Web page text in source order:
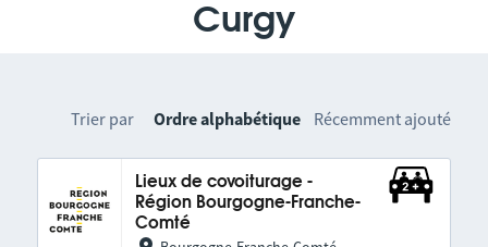
Curgy
Trier par Ordre alphabétique Récemment ajouté
Lieux de covoiturage -
Région Bourgogne-Franche-
Comté